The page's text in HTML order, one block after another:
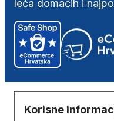
leća domaćih i
Korisne